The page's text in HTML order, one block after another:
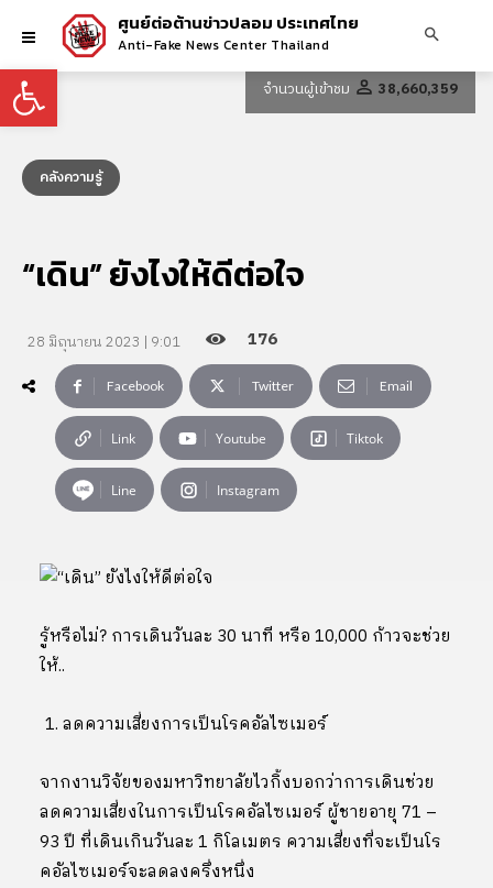
Open toolbar
ศูนย์ต่อต้านข่าวปลอม ประเทศไทย
Anti-Fake News Center Thailand
จำนวนผู้เข้าชม 38,660,359
คลังความรู้
“เดิน” ยังไงให้ดีต่อใจ
28 มิถุนายน 2023 | 9:01 176
Facebook Twitter Email
Link Youtube Tiktok
Line Instagram
รู้หรือไม่? การเดินวันละ 30 นาที หรือ 10,000 ก้าวจะช่วย
ให้..
ลดความเสี่ยงการเป็นโรคอัลไซเมอร์
จากงานวิจัยของมหาวิทยาลัยไวกิ้งบอกว่าการเดินช่วย
ลดความเสี่ยงในการเป็นโรคอัลไซเมอร์ ผู้ชายอายุ 71 –
93 ปี ที่เดินเกินวันละ 1 กิโลเมตร ความเสี่ยงที่จะเป็นโร
คอัลไซเมอร์จะลดลงครึ่งหนึ่ง